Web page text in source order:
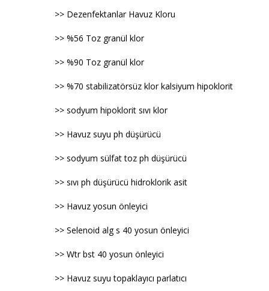
>> Dezenfektanlar Havuz Kloru
>> %56 Toz granül klor
>> %90 Toz granül klor
>> %70 stabilizatörsüz klor kalsiyum hipoklorit
>> sodyum hipoklorit sıvı klor
>> Havuz suyu ph düşürücü
>> sodyum sülfat toz ph düşürücü
>> sıvı ph düşürücü hidroklorik asit
>> Havuz yosun önleyici
>> Selenoid alg s 40 yosun önleyici
>> Wtr bst 40 yosun önleyici
>> Havuz suyu topaklayıcı parlatıcı